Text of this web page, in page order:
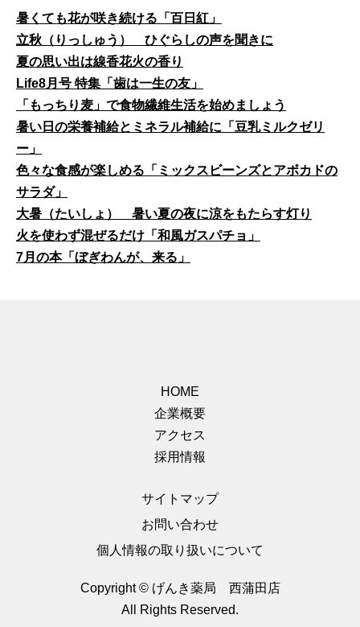
暑くても花が咲き続ける「百日紅」
立秋（りっしゅう） ひぐらしの声を聞きに
夏の思い出は線香花火の香り
Life8月号 特集「歯は一生の友」
「もっちり麦」で食物繊維生活を始めましょう
暑い日の栄養補給とミネラル補給に「豆乳ミルクゼリ
ー」
色々な食感が楽しめる「ミックスビーンズとアボカドの
サラダ」
大暑（たいしょ） 暑い夏の夜に涼をもたらす灯り
火を使わず混ぜるだけ「和風ガスパチョ」
7月の本「ぼぎわんが、来る」
HOME
企業概要
アクセス
採用情報
サイトマップ
お問い合わせ
個人情報の取り扱いについて
Copyright © げんき薬局 西蒲田店
All Rights Reserved.